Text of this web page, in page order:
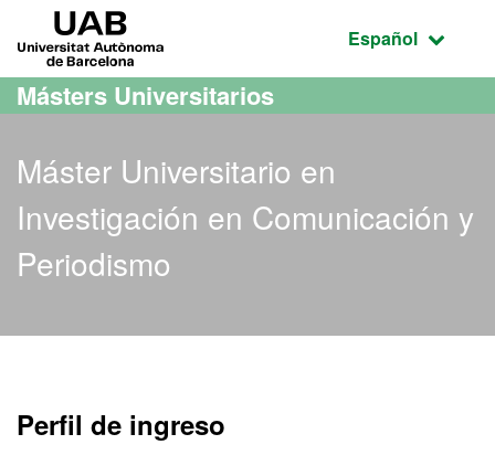
Acceso al contenido principal
Acceso a la navegación de la página
Idioma
Español
Másters Universitarios
Máster Universitario en
Investigación en Comunicación y
Periodismo
Perfil de ingreso